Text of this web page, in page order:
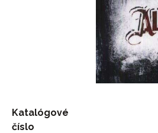
Katalógové
číslo